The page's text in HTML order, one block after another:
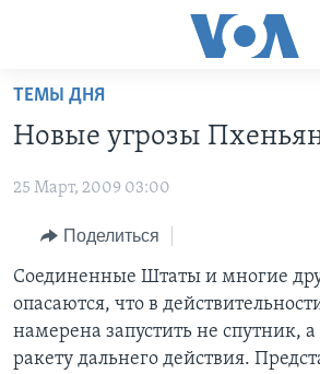
Перейти
основной
Перейти
навигации
Перейти
поиск
ПРОГРАММЫ
АМЕРИКА
НОВОСТИ ЗА МИНУТУ
ИТОГИ
ПОЧЕМУ ЭТО ВАЖНО?
ДИСКУССИЯ VOA
ПРОЕКТЫ
УЧИМ АНГЛИЙСКИЙ
НАША АМЕРИКАНСКАЯ ИСТОРИЯ
А КАК В АМЕРИКЕ?
АРТЕФАКТЫ
ЭКСПЕРТИЗА
ИНТЕРВЬЮ
ФАКТЫ ПРОТИВ ФЕЙКОВ
ЗА СВОБОДУ ПРЕССЫ
ТЕМЫ ДНЯ
Новые угрозы
25 Март, 2009 03:00
Поделиться
Соединенные Штаты и многие
опасаются, что в
намерена запустить не спутник,
ракету дальнего действия.